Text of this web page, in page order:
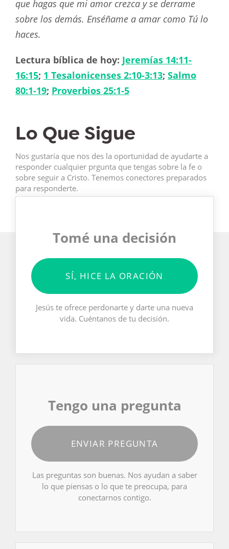
que hagas que mi amor crezca y se derrame
sobre los demás. Enséñame a amar como Tú lo
haces.
Lectura bíblica de hoy: Jeremías 14:11-
16:15; 1 Tesalonicenses 2:10-3:13; Salmo
80:1-19; Proverbios 25:1-5
Lo Que Sigue
Nos gustaría que nos des la oportunidad de ayudarte a
responder cualquier prgunta que tengas sobre la fe o
sobre seguir a Cristo. Tenemos conectores preparados
para responderte.
Tomé una decisión
SÍ, HICE LA ORACIÓN
Jesús te ofrece perdonarte y darte una nueva
vida. Cuéntanos de tu decisión.
Tengo una pregunta
ENVIAR PREGUNTA
Las preguntas son buenas. Nos ayudan a saber
lo que piensas o lo que te preocupa, para
conectarnos contigo.